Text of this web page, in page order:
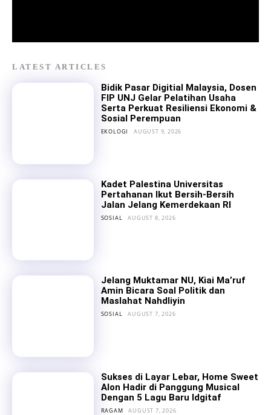
LATEST ARTICLES
Bidik Pasar Digitial Malaysia, Dosen
FIP UNJ Gelar Pelatihan Usaha
Serta Perkuat Resiliensi Ekonomi &
Sosial Perempuan
EKOLOGI AUGUST 9, 2026
Kadet Palestina Universitas
Pertahanan Ikut Bersih-Bersih
Jalan Jelang Kemerdekaan RI
SOSIAL AUGUST 8, 2026
Jelang Muktamar NU, Kiai Ma’ruf
Amin Bicara Soal Politik dan
Maslahat Nahdliyin
SOSIAL AUGUST 7, 2026
Sukses di Layar Lebar, Home Sweet
Alon Hadir di Panggung Musical
Dengan 5 Lagu Baru Idgitaf
RAGAM AUGUST 7, 2026